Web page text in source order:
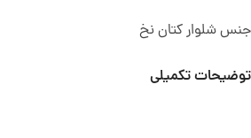
جنس شلوار کتان نخ
توضیحات تکمیلی